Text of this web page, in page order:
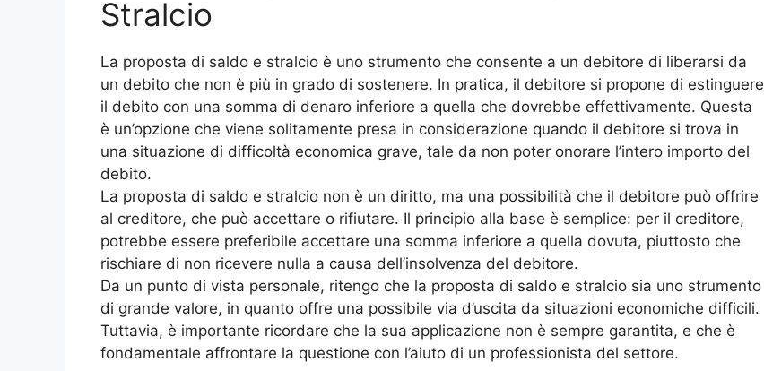
Stralcio
La proposta di saldo e stralcio è uno strumento che consente a un debitore di liberarsi da
un debito che non è più in grado di sostenere. In pratica, il debitore si propone di estinguere
il debito con una somma di denaro inferiore a quella che dovrebbe effettivamente. Questa
è un’opzione che viene solitamente presa in considerazione quando il debitore si trova in
una situazione di difficoltà economica grave, tale da non poter onorare l’intero importo del
debito.
La proposta di saldo e stralcio non è un diritto, ma una possibilità che il debitore può offrire
al creditore, che può accettare o rifiutare. Il principio alla base è semplice: per il creditore,
potrebbe essere preferibile accettare una somma inferiore a quella dovuta, piuttosto che
rischiare di non ricevere nulla a causa dell’insolvenza del debitore.
Da un punto di vista personale, ritengo che la proposta di saldo e stralcio sia uno strumento
di grande valore, in quanto offre una possibile via d’uscita da situazioni economiche difficili.
Tuttavia, è importante ricordare che la sua applicazione non è sempre garantita, e che è
fondamentale affrontare la questione con l’aiuto di un professionista del settore.